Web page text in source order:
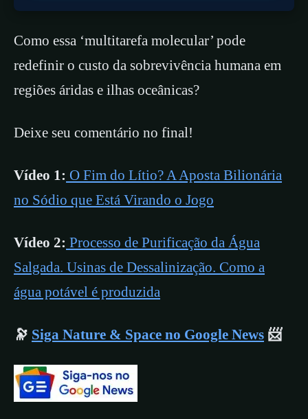
Como essa ‘multitarefa molecular’ pode
redefinir o custo da sobrevivência humana em
regiões áridas e ilhas oceânicas?
Deixe seu comentário no final!
Vídeo 1: O Fim do Lítio? A Aposta Bilionária
no Sódio que Está Virando o Jogo
Vídeo 2: Processo de Purificação da Água
Salgada. Usinas de Dessalinização. Como a
água potável é produzida
🔭 Siga Nature & Space no Google News 📨